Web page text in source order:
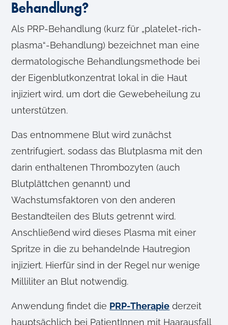
Behandlung?
Als PRP-Behandlung (kurz für „platelet-rich-
plasma“-Behandlung) bezeichnet man eine
dermatologische Behandlungsmethode bei
der Eigenblutkonzentrat lokal in die Haut
injiziert wird, um dort die Gewebeheilung zu
unterstützen.
Das entnommene Blut wird zunächst
zentrifugiert, sodass das Blutplasma mit den
darin enthaltenen Thrombozyten (auch
Blutplättchen genannt) und
Wachstumsfaktoren von den anderen
Bestandteilen des Bluts getrennt wird.
Anschließend wird dieses Plasma mit einer
Spritze in die zu behandelnde Hautregion
injiziert. Hierfür sind in der Regel nur wenige
Milliliter an Blut notwendig.
Anwendung findet die PRP-Therapie derzeit
hauptsächlich bei PatientInnen mit Haarausfall